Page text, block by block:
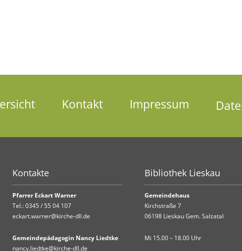
Kontakt Impressum
Kontakte
Pfarrer Eckart Warner
Tel.:0345 / 55 04 107
eckart.warner@kirche-dll.de
Gemeindepädagogin Nancy Liedtke
nancy.liedtke@kirche-dll.de
Bibliothek Lieskau
Gemeindehaus
Kirchstraße 7
06198 Lieskau Gem. Salzatal
Mi 15.00 – 18.00 Uhr